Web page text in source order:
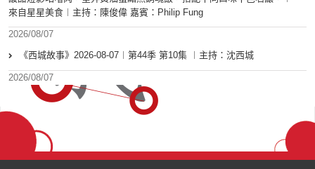
來自星星美食︱主持：陳俊偉 嘉賓：Philip Fung
2026/08/07
《西城故事》2026-08-07︱第44季 第10集 ︱主持：沈西城
2026/08/07